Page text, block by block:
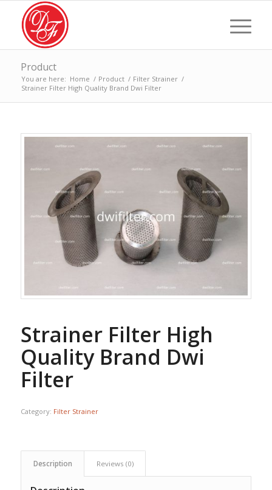
Product
You are here: Home / Product / Filter Strainer /
Strainer Filter High Quality Brand Dwi Filter
Strainer Filter High
Quality Brand Dwi
Filter
Category: Filter Strainer
Description Reviews (0)